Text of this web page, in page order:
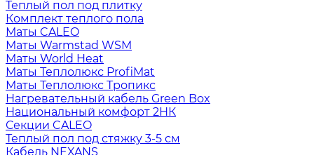
Теплый пол под плитку
Комплект теплого пола
Маты CALEO
Маты Warmstad WSM
Маты World Heat
Маты Теплолюкс ProfiMat
Маты Теплолюкс Тропикс
Нагревательный кабель Green Box
Национальный комфорт 2НК
Секции CALEO
Теплый пол под стяжку 3-5 см
Кабель NEXANS